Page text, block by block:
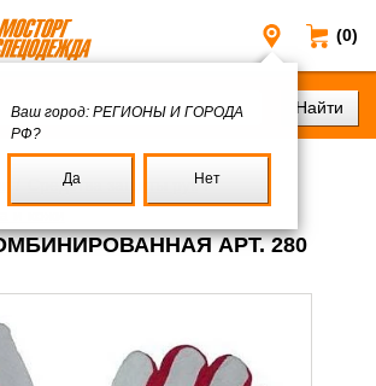
(0)
Регионы
Ваш город: РЕГИОНЫ И ГОРОДА
РФ?
Да Нет
Средства защиты рук/
и кожи
АРТ. 280